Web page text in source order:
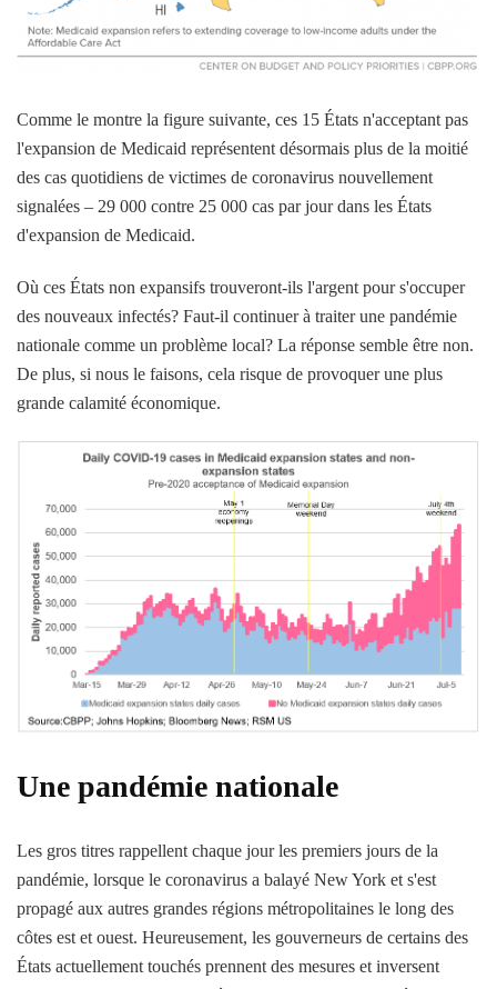
Comme le montre la figure suivante, ces 15 États n'acceptant pas
l'expansion de Medicaid représentent désormais plus de la moitié
des cas quotidiens de victimes de coronavirus nouvellement
signalées – 29 000 contre 25 000 cas par jour dans les États
d'expansion de Medicaid.
Où ces États non expansifs trouveront-ils l'argent pour s'occuper
des nouveaux infectés? Faut-il continuer à traiter une pandémie
nationale comme un problème local? La réponse semble être non.
De plus, si nous le faisons, cela risque de provoquer une plus
grande calamité économique.
Une pandémie nationale
Les gros titres rappellent chaque jour les premiers jours de la
pandémie, lorsque le coronavirus a balayé New York et s'est
propagé aux autres grandes régions métropolitaines le long des
côtes est et ouest. Heureusement, les gouverneurs de certains des
États actuellement touchés prennent des mesures et inversent